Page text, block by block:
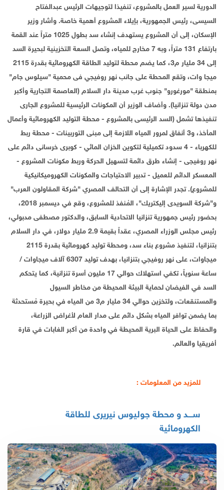
الدورية لسير العمل بالمشروع، تنفيذا لتوجيهات الرئيس عبدالفتاح
السيسى، رئيس الجمهورية، بإيلاء المشروع أهمية خاصة. وأشار وزير
الإسكان، إلى أن المشروع يستهدف إنشاء سد بطول 1025 متراً عند القمة
بارتفاع 131 متراً، وبه 7 مخارج للمياه، وتصل السعة التخزينية لبحيرة السد
إلى 34 مليار م3، كما يضم محطة لتوليد الطاقة الكهرومائية بقدرة 2115
ميجا وات، وتقع المحطة على جانب نهر روفيجي فى محمية "سيلوس جام"
بمنطقة "مورغورو" جنوب غرب مدينة دار السلام (العاصمة التجارية وأكبر
مدن دولة تنزانيا). وأضاف الوزير أن المكونات الرئيسية للمشروع الجارى
تنفيذها تشمل (السد الرئيسى بالمشروع - محطة التوليد الكهرومائية وأعمال
المأخذ، و3 أنفاق لمرور المياه اللازمة إلى مبنى التوربينات - محطة ربط
للكهرباء - 4 سدود تكميلية لتكوين الخزان المائي - كوبرى خرسانى دائم على
نهر روفيجى - إنشاء طرق دائمة لتسهيل الحركة وربط مكونات المشروع -
المعسكر الدائم للعميل - تدبير الاحتياجات والمكونات الكهروميكانيكية
للمشروع). تجدر الإشارة إلى أن التحالف المصري "شركة المقاولون العرب"
و"شركة السويدى إليكتريك"، المُنفذ للمشروع، وقع في ديسمبر 2018،
بحضور رئيس جمهورية تنزانيا الاتحادية السابق، والدكتور مصطفى مدبولي،
رئيس مجلس الوزراء المصري، عقداً بقيمة 2.9 مليار دولار، في دار السلام
بتنزانيا، لتنفيذ مشروع بناء سد، ومحطة توليد كهرومائية بقدرة 2115
ميجاوات، على نهر روفيجي بتنزانيا، بهدف توليد 6307 آلاف ميجاوات /
ساعة سنوياً، تكفي استهلاك حوالي 17 مليون أسرة تنزانية، كما يتحكم
السد في الفيضان لحماية البيئة المحيطة من مخاطر السيول
والمستنقعات، ولتخزين حوالي 34 مليار م3 من المياه في بحيرة مُستحدثة
بما يضمن توافر المياه بشكل دائم على مدار العام لأغراض الزراعة،
والحفاظ على الحياة البرية المحيطة في واحدة من أكبر الغابات في قارة
أفريقيا والعالم.
للمزيد من المعلومات :
ســـد و محطة جوليوس نيريرى للطاقة
الكهرومائية